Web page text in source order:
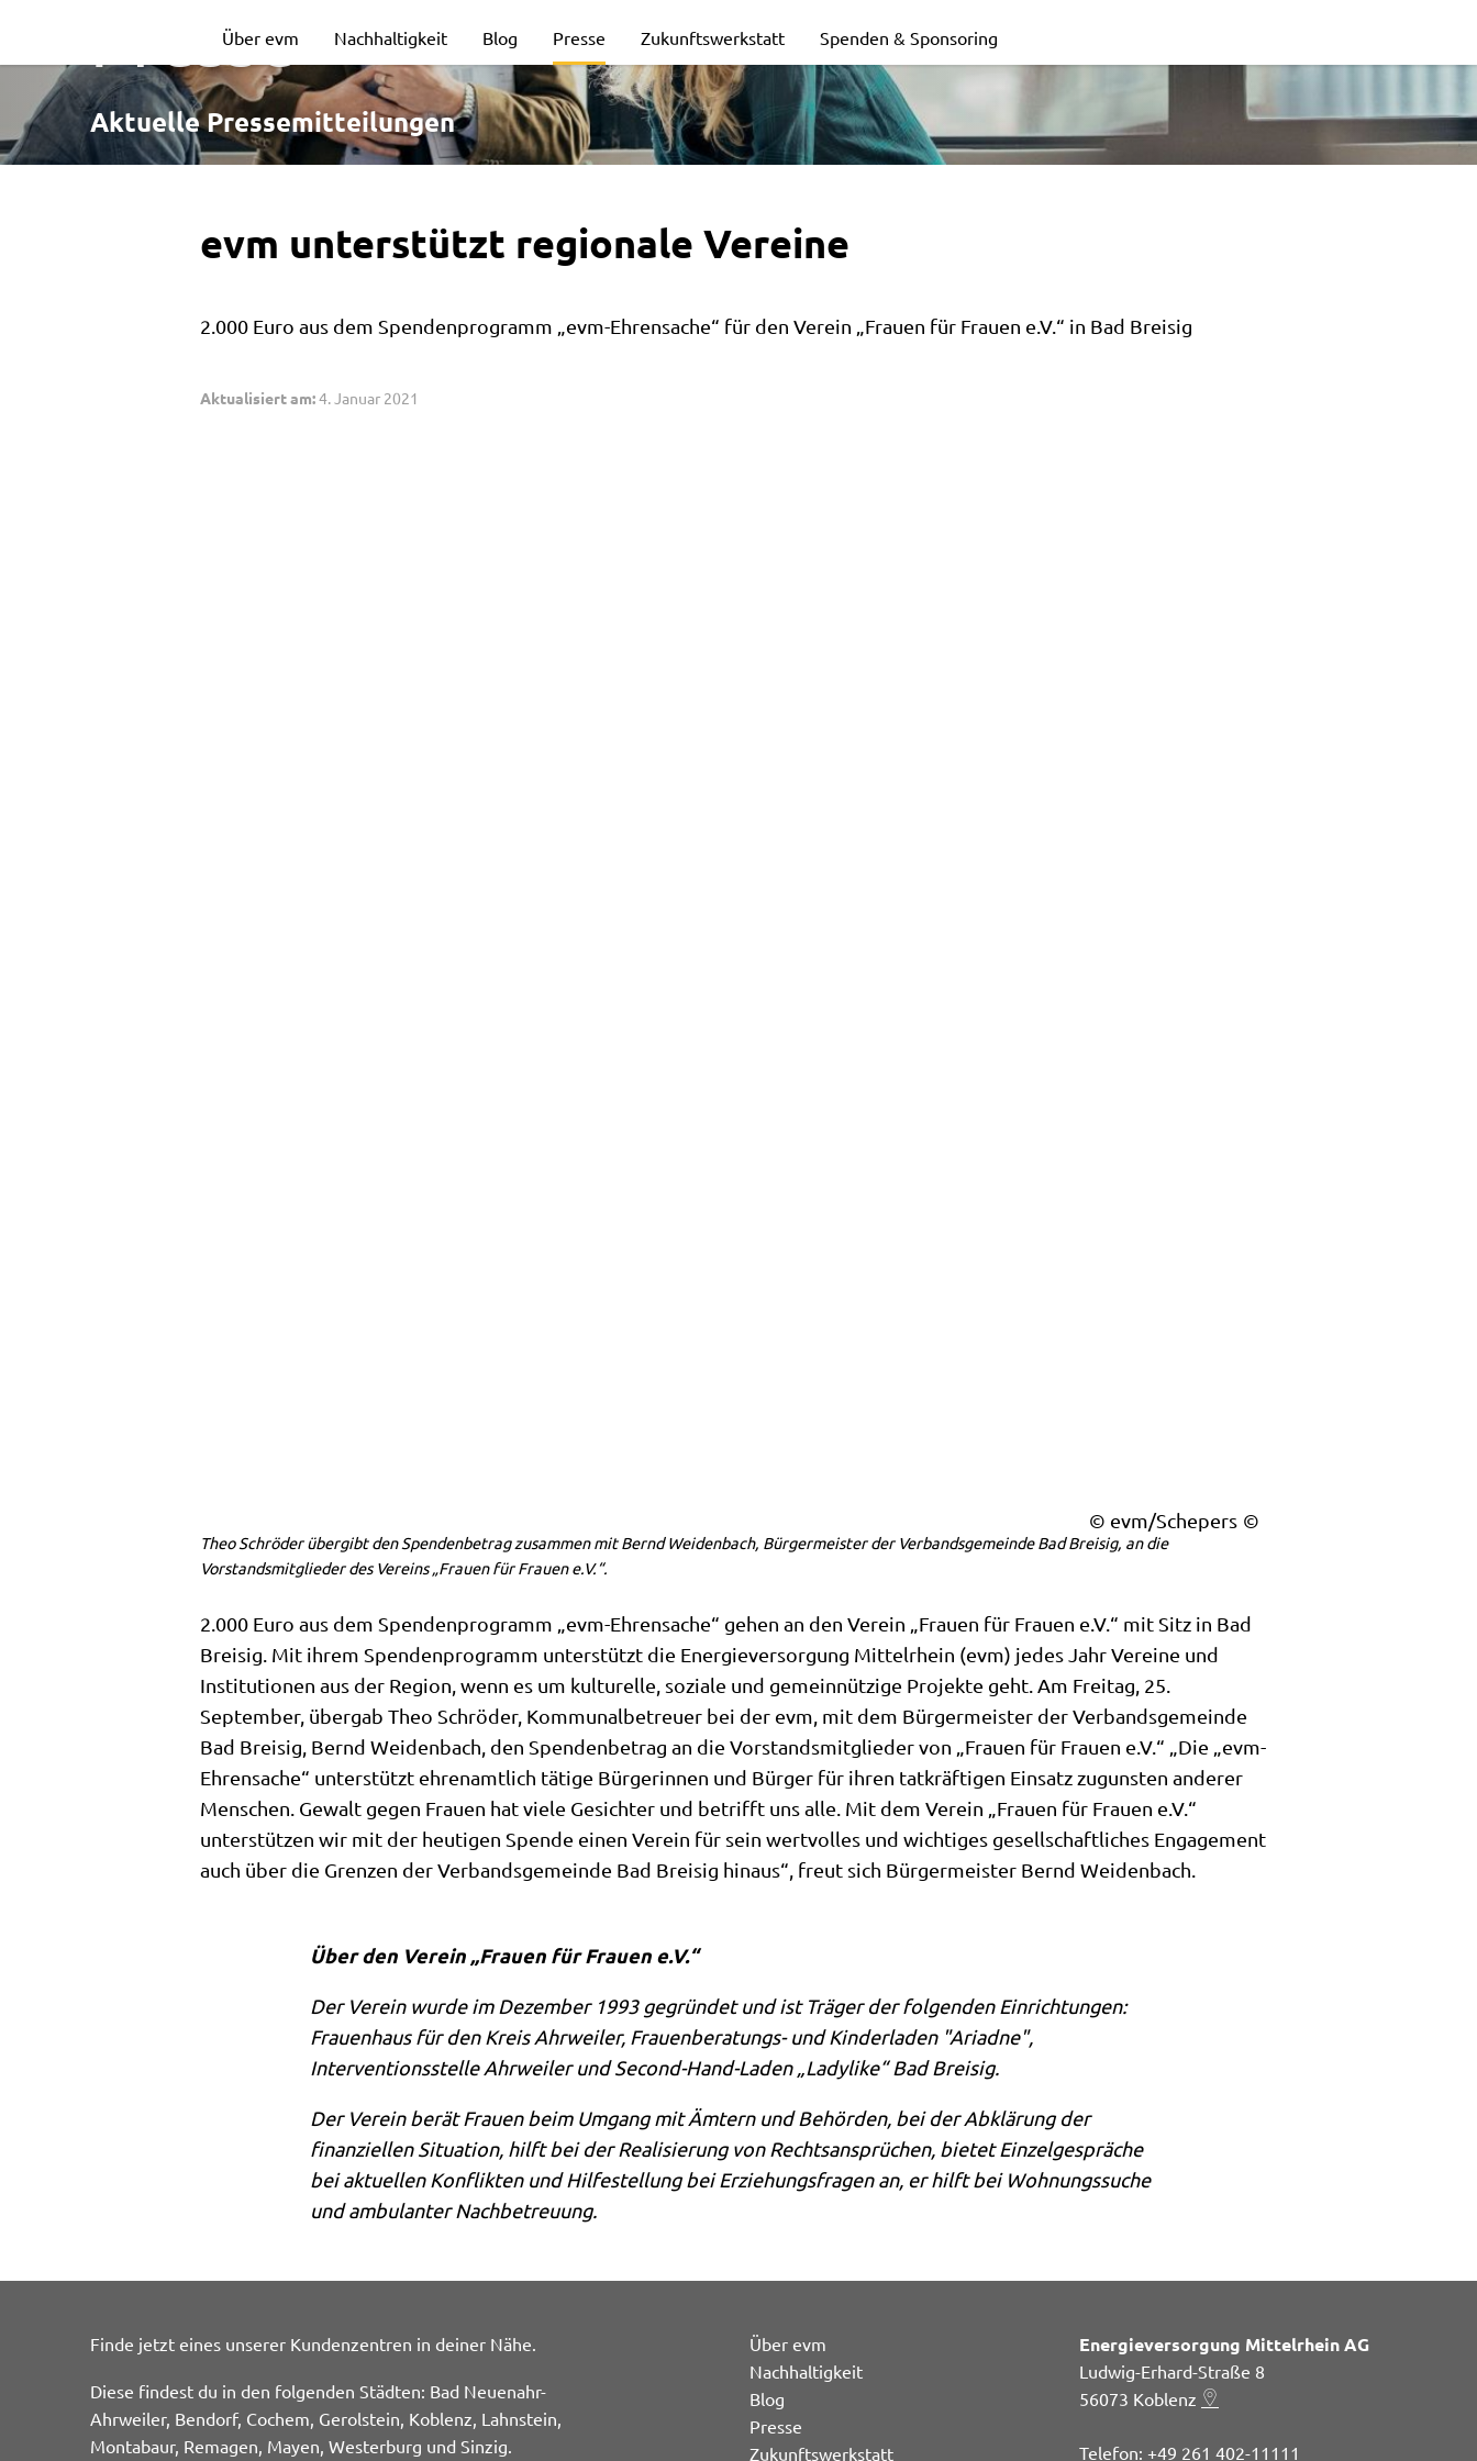
evm
unterstützt
Vereine
Über evm Nachhaltigkeit Blog Presse Zukunftswerkstatt Spenden & Sponsoring
Presse
Aktuelle Pressemitteilungen
evm unterstützt regionale Vereine
2.000 Euro aus dem Spendenprogramm „evm-Ehrensache“ für den Verein „Frauen für Frauen e.V.“ in Bad Breisig
Aktualisiert am:4. Januar 2021
© evm/Schepers
Theo Schröder übergibt den Spendenbetrag zusammen mit Bernd Weidenbach, Bürgermeister der Verbandsgemeinde Bad Breisig, an die
Vorstandsmitglieder des Vereins „Frauen für Frauen e.V.“.
2.000 Euro aus dem Spendenprogramm „evm-Ehrensache“ gehen an den Verein „Frauen für Frauen e.V.“ mit Sitz in Bad
Breisig. Mit ihrem Spendenprogramm unterstützt die Energieversorgung Mittelrhein (evm) jedes Jahr Vereine und
Institutionen aus der Region, wenn es um kulturelle, soziale und gemeinnützige Projekte geht. Am Freitag, 25.
September, übergab Theo Schröder, Kommunalbetreuer bei der evm, mit dem Bürgermeister der Verbandsgemeinde
Bad Breisig, Bernd Weidenbach, den Spendenbetrag an die Vorstandsmitglieder von „Frauen für Frauen e.V.“ „Die „evm-
Ehrensache“ unterstützt ehrenamtlich tätige Bürgerinnen und Bürger für ihren tatkräftigen Einsatz zugunsten anderer
Menschen. Gewalt gegen Frauen hat viele Gesichter und betrifft uns alle. Mit dem Verein „Frauen für Frauen e.V.“
unterstützen wir mit der heutigen Spende einen Verein für sein wertvolles und wichtiges gesellschaftliches Engagement
auch über die Grenzen der Verbandsgemeinde Bad Breisig hinaus“, freut sich Bürgermeister Bernd Weidenbach.
Über den Verein „Frauen für Frauen e.V.“
Der Verein wurde im Dezember 1993 gegründet und ist Träger der folgenden Einrichtungen:
Frauenhaus für den Kreis Ahrweiler, Frauenberatungs- und Kinderladen "Ariadne",
Interventionsstelle Ahrweiler und Second-Hand-Laden „Ladylike“ Bad Breisig.
Der Verein berät Frauen beim Umgang mit Ämtern und Behörden, bei der Abklärung der
finanziellen Situation, hilft bei der Realisierung von Rechtsansprüchen, bietet Einzelgespräche
bei aktuellen Konflikten und Hilfestellung bei Erziehungsfragen an, er hilft bei Wohnungssuche
und ambulanter Nachbetreuung.
Finde jetzt eines unserer Kundenzentren in deiner Nähe.
Diese findest du in den folgenden Städten: Bad Neuenahr-
Ahrweiler, Bendorf, Cochem, Gerolstein, Koblenz, Lahnstein,
Montabaur, Remagen, Mayen, Westerburg und Sinzig.
Über evm
Nachhaltigkeit
Blog
Presse
Zukunftswerkstatt
Energieversorgung Mittelrhein AG
Ludwig-Erhard-Straße 8
56073 Koblenz
+49 261 402-11111